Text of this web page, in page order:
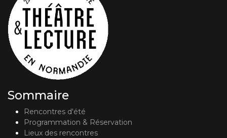
Sommaire
Rencontres d'été
Programmation & Réservation
Lieux des rencontres